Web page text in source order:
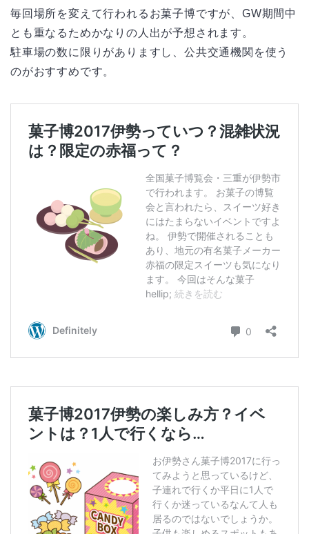
毎回場所を変えて行われるお菓子博ですが、GW期間中
とも重なるためかなりの人出が予想されます。
駐車場の数に限りがありますし、公共交通機関を使う
のがおすすめです。